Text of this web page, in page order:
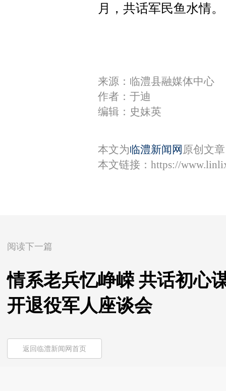
月，共话军民鱼水情。
来源：临澧县融媒体中心
作者：于迪
编辑：史妹英
本文为临澧新闻网 原创文
本文链接： https://
阅读下一篇
情系老兵忆峥嵘 共话初
开退役军人座谈会
返回临澧新闻网首页